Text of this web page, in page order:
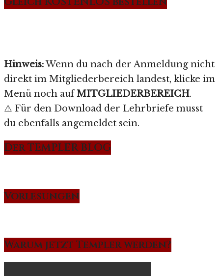
Hinweis:Wenn du nach der Anmeldung nicht
direkt im Mitgliederbereich landest, klicke im
Menü noch aufMITGLIEDERBEREICH.
⚠️ Für den Download der Lehrbriefe musst
du ebenfalls angemeldet sein.
Der TEMPLER BLOG
Vorlesungen
Warum jetzt Templer werden?